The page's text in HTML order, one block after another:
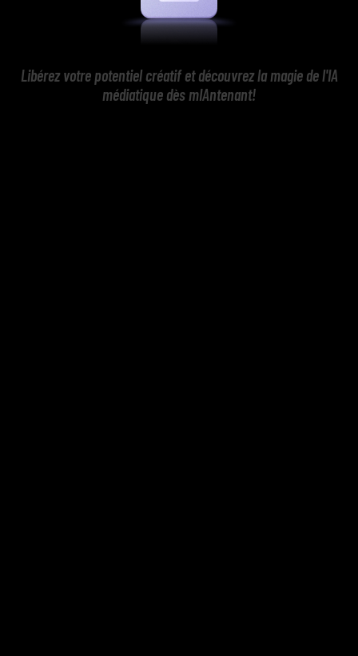
Libérez votre potentiel créatif et découvrez la magie de l'IA
médiatique dès mIAntenant!